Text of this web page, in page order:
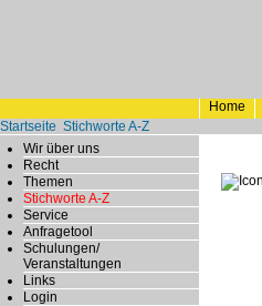
Home
Startseite Stichworte A-Z
Wir über uns
Recht
Themen
Stichworte A-Z
Service
Anfragetool
Schulungen/
Veranstaltungen
Links
Login